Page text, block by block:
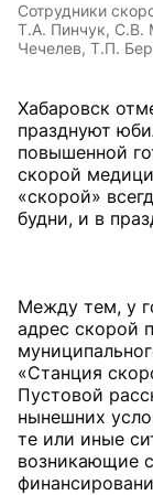
Сотрудники
Т.А. Пинчук, С.В.
Чечелев, Т.П.
Хабаровск
празднуют
повышенной
скорой
«скорой»
будни, и в
Между тем, у
адрес скорой
«Станция
Пустовой
нынешних
те или иные
возникающие